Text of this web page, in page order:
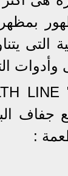
التى
وأدوات
جفاف
: